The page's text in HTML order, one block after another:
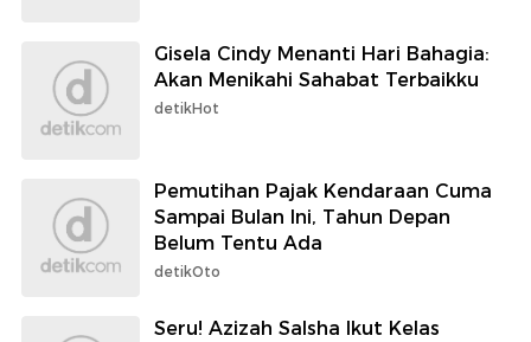
Gisela Cindy Menanti Hari Bahagia:
Akan Menikahi Sahabat Terbaikku
detikHot
Pemutihan Pajak Kendaraan Cuma
Sampai Bulan Ini, Tahun Depan
Belum Tentu Ada
detikOto
Seru! Azizah Salsha Ikut Kelas